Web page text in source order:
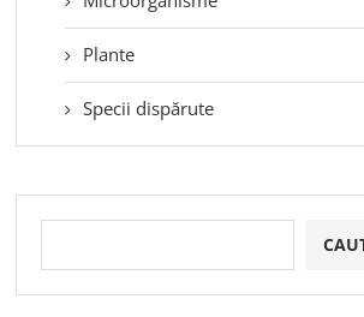
Plante
Specii dispărute